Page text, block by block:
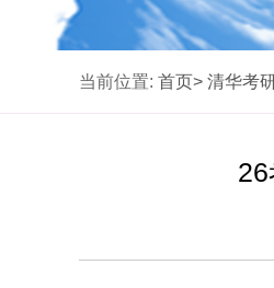
当前位置: 首页> 清华考